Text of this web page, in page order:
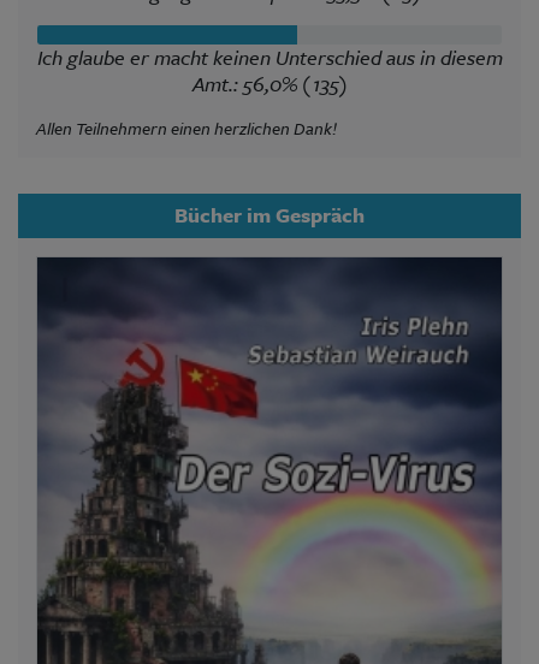
Ich glaube er macht keinen Unterschied aus in diesem
Amt.: 56,0% (135)
Allen Teilnehmern einen herzlichen Dank!
Bücher im Gespräch